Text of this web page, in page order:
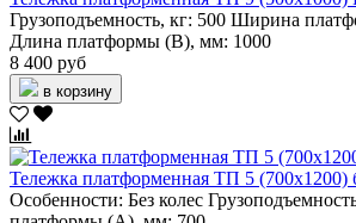
Грузоподъемность, кг: 500 Ширина
Длина платформы (В), мм: 1000
8 400 руб
в корзину
Тележка платформенная ТП 5 (700х1200)
Особенности: Без колес